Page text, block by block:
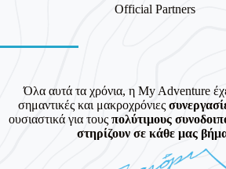
Official Partners
Όλα αυτά τα χρόνια, η My Adventure
σημαντικές και μακροχρόνιες
ουσιαστικά για τουςπολύτιμους
στηρίζουν σε κάθε μας